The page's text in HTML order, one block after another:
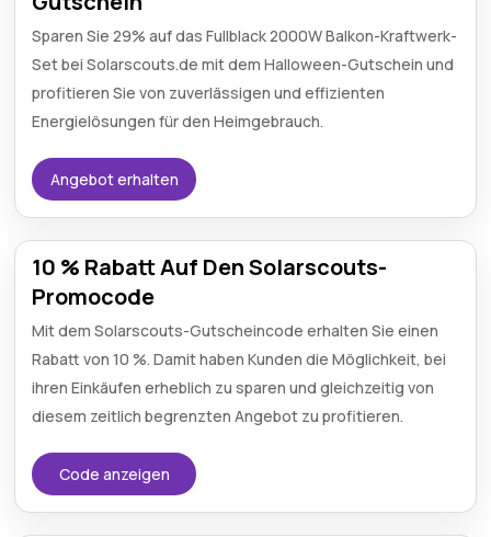
Sparen Sie 29% auf das Fullblack 2000W Balkon-Kraftwerk-
Set bei Solarscouts.de mit dem Halloween-Gutschein und
profitieren Sie von zuverlässigen und effizienten
Energielösungen für den Heimgebrauch.
Angebot erhalten
10 % Rabatt Auf Den Solarscouts-
Promocode
Mit dem Solarscouts-Gutscheincode erhalten Sie einen
Rabatt von 10 %. Damit haben Kunden die Möglichkeit, bei
ihren Einkäufen erheblich zu sparen und gleichzeitig von
diesem zeitlich begrenzten Angebot zu profitieren.
Code anzeigen